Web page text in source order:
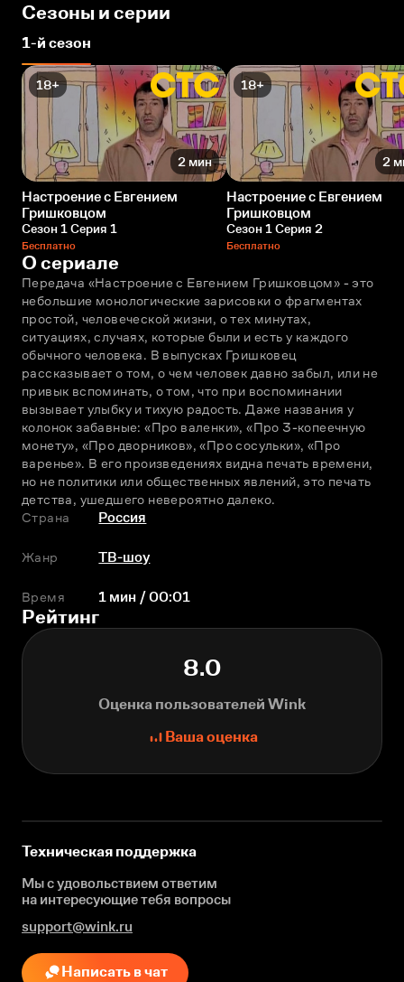
Сезоны и серии
1-й сезон
18+
2 мин
Настроение с Евгением
Гришковцом
Сезон 1 Серия 1
Бесплатно
18+
2
Настроение с Евгением
Гришковцом
Сезон 1 Серия 2
Бесплатно
О сериале
Передача «Настроение с Евгением Гришковцом» - это
небольшие монологические зарисовки о фрагментах
простой, человеческой жизни, о тех минутах,
ситуациях, случаях, которые были и есть у каждого
обычного человека. В выпусках Гришковец
рассказывает о том, о чем человек давно забыл, или не
привык вспоминать, о том, что при воспоминании
вызывает улыбку и тихую радость. Даже названия у
колонок забавные: «Про валенки», «Про 3-копеечную
монету», «Про дворников», «Про сосульки», «Про
варенье». В его произведениях видна печать времени,
но не политики или общественных явлений, это печать
детства, ушедшего невероятно далеко.
Страна
Россия
Жанр ТВ-шоу
Время 1 мин / 00:01
Рейтинг
8.0
Оценка пользователей Wink
Ваша оценка
Техническая поддержка
Мы с удовольствием ответим
на интересующиетебя вопросы
support@wink.ru
Написать в чат